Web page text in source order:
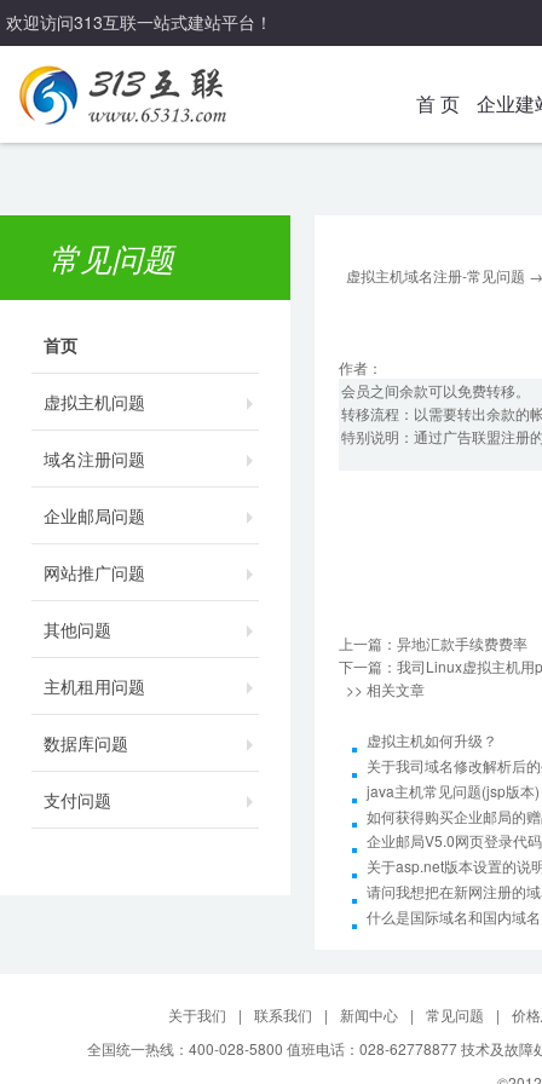
欢迎访问313互联一站式建站平台！
首 页 企业建
常见问题
首页
虚拟主机问题
域名注册问题
企业邮局问题
网站推广问题
其他问题
主机租用问题
数据库问题
支付问题
虚拟主机域名注册-常见问题
作者：
会员之间余款可以免费转移。
转移流程：以需要转出余款的
特别说明：通过广告联盟注册
上一篇： 异地汇款手续费费率
下一篇： 我司Linux虚拟主机用
>> 相关文章
虚拟主机如何升级？
关于我司域名修改解析后
java主机常见问题(jsp版本)
如何获得购买企业邮局的
企业邮局V5.0网页登录代码
关于asp.net版本设置的说
请问我想把在新网注册的
什么是国际域名和国内域
关于我们 | 联系我们 | 新闻中心 | 常见问题 |
价
全国统一热线：400-028-5800 值班电话：028-62778877 技术及故障